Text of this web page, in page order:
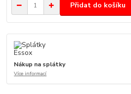
Přidat do košíku
Nákup na splátky
Více informací